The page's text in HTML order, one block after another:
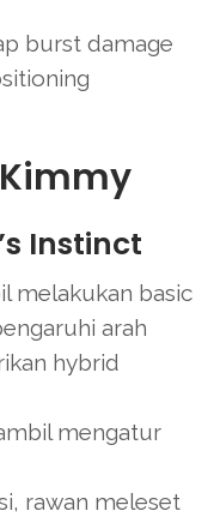
burst damage
Instinct
melakukan basic
arah
hybrid
mengatur
rawan meleset